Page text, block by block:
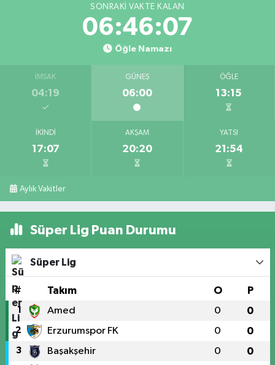
SONRAKI VAKTE KALAN
06:46:07
Öğle Namazı
İMSAK
04:19
GÜNEŞ
06:00
ÖĞLE
13:15
İKINDI
17:07
AKŞAM
20:20
YATSI
21:54
Aylık Vakitler
Süper Lig Puan Durumu
Süper Lig
# Takım O P
1 Amed 0 0
2 Erzurumspor FK 0 0
3 Başakşehir 0 0